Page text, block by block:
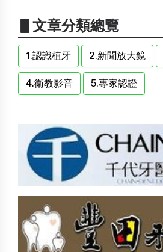
▋文章分類總覽
1.認識植牙 2.新聞放大鏡
4.衛教影音 5.專家認證